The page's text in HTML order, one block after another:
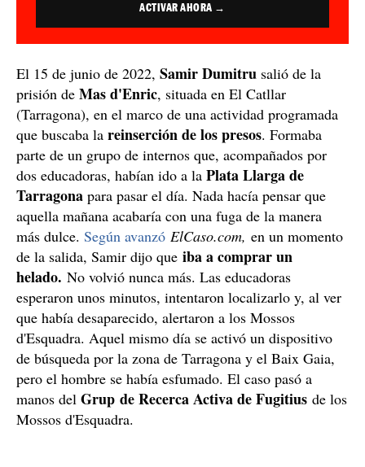
ACTIVAR AHORA →
El 15 de junio de 2022, Samir Dumitru salió de la
prisión de Mas d'Enric, situada en El Catllar
(Tarragona), en el marco de una actividad programada
que buscaba la reinserción de los presos. Formaba
parte de un grupo de internos que, acompañados por
dos educadoras, habían ido a la Plata Llarga de
Tarragona para pasar el día. Nada hacía pensar que
aquella mañana acabaría con una fuga de la manera
más dulce. Según avanzó ElCaso.com, en un momento
de la salida, Samir dijo que iba a comprar un
helado. No volvió nunca más. Las educadoras
esperaron unos minutos, intentaron localizarlo y, al ver
que había desaparecido, alertaron a los Mossos
d'Esquadra. Aquel mismo día se activó un dispositivo
de búsqueda por la zona de Tarragona y el Baix Gaia,
pero el hombre se había esfumado. El caso pasó a
manos del Grup de Recerca Activa de Fugitius de los
Mossos d'Esquadra.